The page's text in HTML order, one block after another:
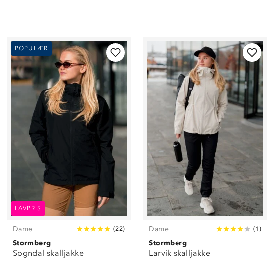
POPULÆR
LAVPRIS
Dame (22)
Stormberg
Sogndal skalljakke
Dame (1 )
Stormberg
Larvik skalljakke